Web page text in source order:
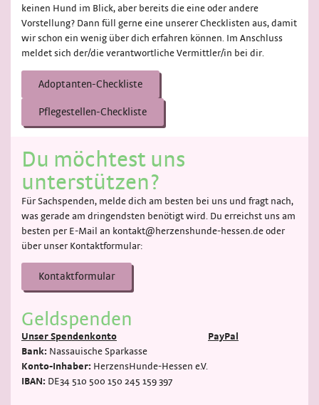
keinen Hund im Blick, aber bereits die eine oder andere
Vorstellung? Dann füll gerne eine unserer Checklisten aus, damit
wir schon ein wenig über dich erfahren können. Im Anschluss
meldet sich der/die verantwortliche Vermittler/in bei dir.
Adoptanten-Checkliste
Pflegestellen-Checkliste
Du möchtest uns
unterstützen?
Für Sachspenden, melde dich am besten bei uns und fragt nach,
was gerade am dringendsten benötigt wird. Du erreichst uns am
besten per E-Mail an kontakt@herzenshunde-hessen.de oder
über unser Kontaktformular:
Kontaktformular
Geldspenden
Unser Spendenkonto
Bank: Nassauische Sparkasse
Konto-Inhaber: HerzensHunde-Hessen e.V.
IBAN: DE34 510 500 150 245 159 397
PayPal